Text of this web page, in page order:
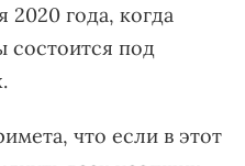
2020 года, когда
под
что если в этот